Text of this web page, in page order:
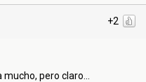
+2
pero claro...